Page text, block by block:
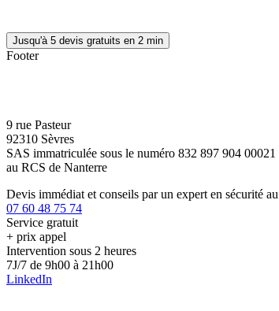
Jusqu'à 5 devis gratuits en 2 min
Footer
9 rue Pasteur
92310 Sèvres
SAS immatriculée sous le numéro 832 897 904 00021
au RCS de Nanterre
Devis immédiat et conseils par un expert en sécurité au
07 60 48 75 74
Service gratuit
+ prix appel
Intervention sous 2 heures
7J/7 de 9h00 à 21h00
LinkedIn